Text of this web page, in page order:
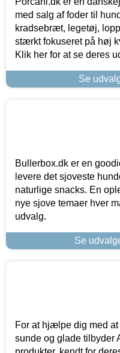
med salg af foder til
kradsebræt, legetøj,
stærkt fokuseret på høj
Klik her for at se deres
Se
Bullerbox.dk er en
levere det sjoveste
naturlige snacks. En
nye sjove temaer hver
udvalg.
Se
For at hjælpe dig med
sunde og glade tilbyder